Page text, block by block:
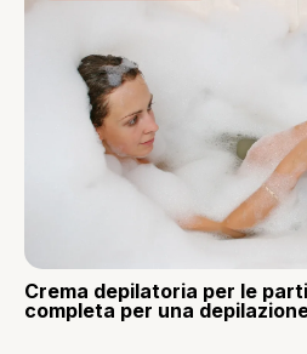
Crema depilatoria per le
completa per una